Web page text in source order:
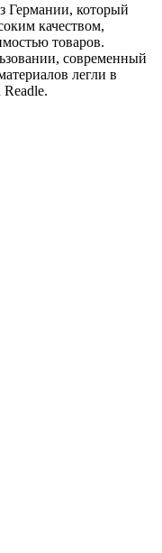
Германии, который
качеством,
товаров.
современный
легли в
Readle.